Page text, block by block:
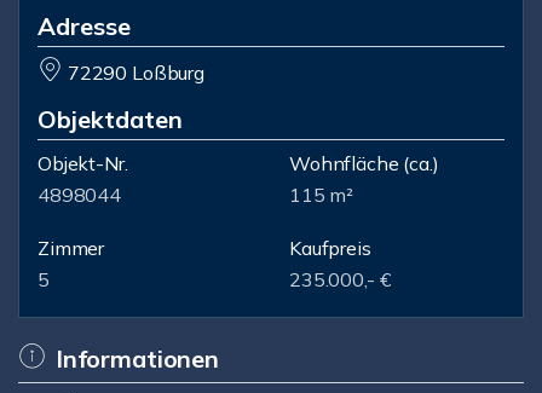
Adresse
72290 Loßburg
Objektdaten
Objekt-Nr.
4898044
Wohnfläche (ca.)
115 m²
Zimmer
5
Kaufpreis
235.000,- €
Informationen